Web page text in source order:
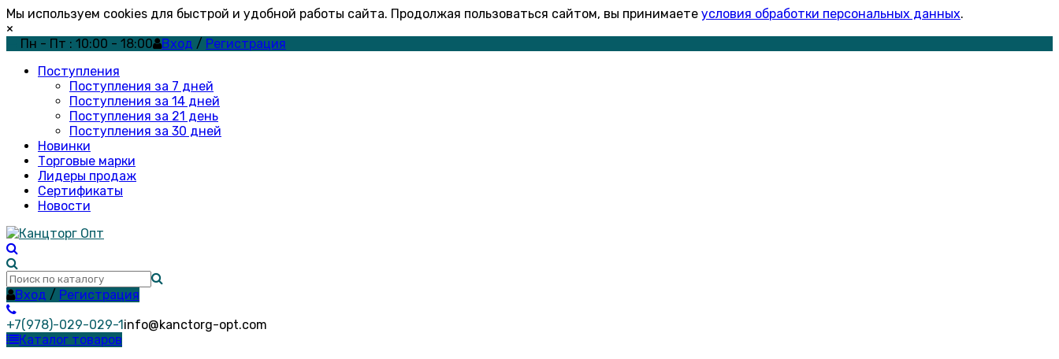
Мы используем cookies для быстрой и удобной работы сайта. Продолжая пользоваться сайтом, вы принимаете условия обработки персональных данных.
×
Пн - Пт : 10:00 - 18:00
Вход / Регистрация
Поступления
Поступления за 7 дней
Поступления за 14 дней
Поступления за 21 день
Поступления за 30 дней
Новинки
Торговые марки
Лидеры продаж
Сертификаты
Новости
Вход / Регистрация
+7(978)-029-029-1info@kanctorg-opt.com
Каталог товаров